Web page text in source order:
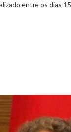
entre os dias 15